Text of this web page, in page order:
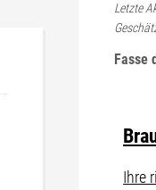
Letzte
Fasse
Ihre